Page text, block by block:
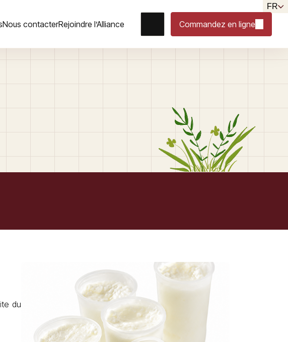
Nous contacterRejoindre l’Alliance Commandez en ligne
FR
du